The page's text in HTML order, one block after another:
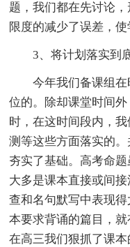
题，我们都在先讨论
限度的减少了误差，
3、将计划落实到
今年我们备课组
位的。除却课堂时间
时，在这时间段内，
测等这些方面落实的
夯实了基础。高考命
大多是课本直接或间
查和名句默写中表现
本要求背诵的篇目，
在高三我们狠抓了课